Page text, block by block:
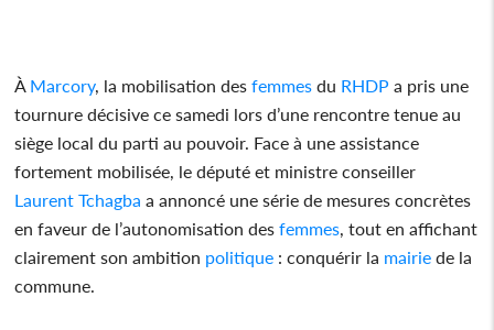
À Marcory, la mobilisation des femmes du RHDP a pris une
tournure décisive ce samedi lors d’une rencontre tenue au
siège local du parti au pouvoir. Face à une assistance
fortement mobilisée, le député et ministre conseiller
Laurent Tchagba a annoncé une série de mesures concrètes
en faveur de l’autonomisation des femmes , tout en affichant
clairement son ambition politique : conquérir la mairie de la
commune.